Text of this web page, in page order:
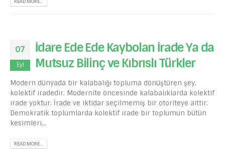
READ MORE...
07
Eyl
İdare Ede Ede Kaybolan İrade Ya da
Mutsuz Bilinç ve Kıbrıslı Türkler
Modern dünyada bir kalabalığı topluma dönüştüren şey,
kolektif iradedir. Modernite öncesinde kalabalıklarda kolektif
irade yoktur. İrade ve iktidar seçilmemiş bir otoriteye aittir.
Demokratik toplumlarda kolektif irade bir toplumun bütün
kesimleri...
READ MORE...